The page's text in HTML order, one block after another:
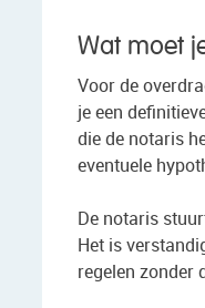
Wat moet
Voor de
je een
die de notaris
eventuele
De notaris
Het is
regelen zonder